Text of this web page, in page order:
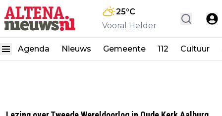
25°C
Vooral Helder
Agenda Nieuws Gemeente 112 Cultuur